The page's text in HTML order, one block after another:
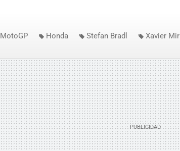
MotoGP Honda Stefan Bradl Xavier Mir